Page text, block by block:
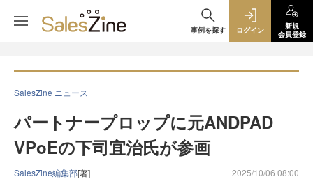
事例を探す ログイン
新規
会員登録
SalesZine ニュース
パートナープロップに元ANDPAD
VPoEの下司宜治氏が参画
SalesZine編集部[著] 2025/10/06 08:00